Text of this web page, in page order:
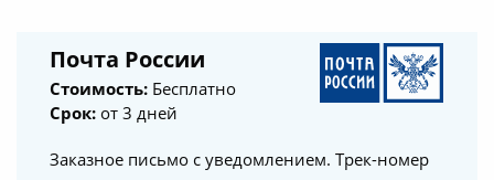
Почта России
Стоимость: Бесплатно
Срок: от 3 дней
Заказное письмо с уведомлением. Трек-номер